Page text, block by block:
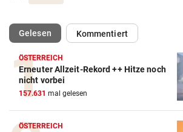
Gelesen(ausgewählt)Kommentiert
ÖSTERREICH
Erneuter Allzeit-Rekord ++ Hitze noch
nicht vorbei
157.631 mal gelesen
ÖSTERREICH